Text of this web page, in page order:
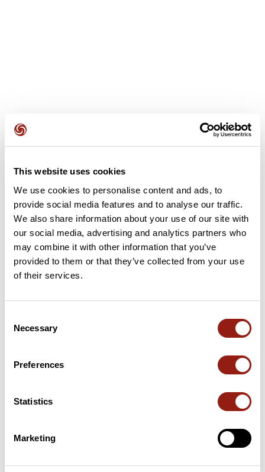
This website uses cookies
We use cookies to personalise content and ads, to
provide social media features and to analyse our traffic.
We also share information about your use of our site with
our social media, advertising and analytics partners who
may combine it with other information that you’ve
provided to them or that they’ve collected from your use
of their services.
Selection
Necessary
Preferences
Statistics
Marketing
Avis des utilisateurs
Soyez le premier à ajouter un avis !
Ajouter un avis
Résumé
Découvrez ce parcours de vélo de 84 km à proximité de
présente une ascension cumulée de plus de 600m. Prévoyez
environ 3 heures et 43 minutes pour réaliser ce parcours.